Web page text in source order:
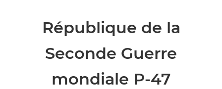
République de la
Seconde Guerre
mondiale P-47